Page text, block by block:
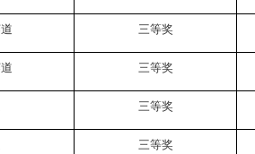
三等奖
三等奖
三等奖
三等奖